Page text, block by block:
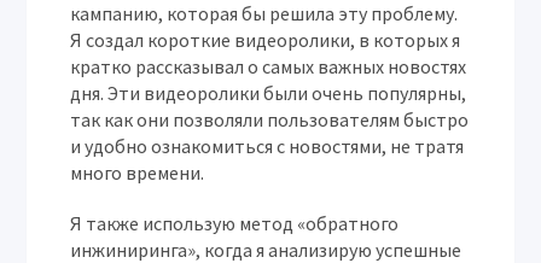
кампанию, которая бы решила эту проблему.
Я создал короткие видеоролики, в которых я
кратко рассказывал о самых важных новостях
дня. Эти видеоролики были очень популярны,
так как они позволяли пользователям быстро
и удобно ознакомиться с новостями, не тратя
много времени.
Я также использую метод «обратного
инжиниринга», когда я анализирую успешные